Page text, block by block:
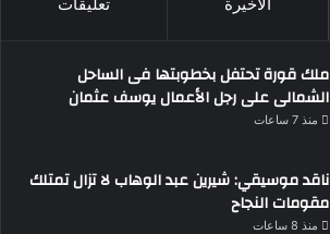
ملك قورة تحتفل بخطوبتها فى الساحل
الشمالى على رجل الأعمال يوسف عثمان
منذ 7 ساعات
ناقد موسيقي: شيرين عبد الوهاب لا تزال تمتلك
مقومات النجاح
منذ 8 ساعات